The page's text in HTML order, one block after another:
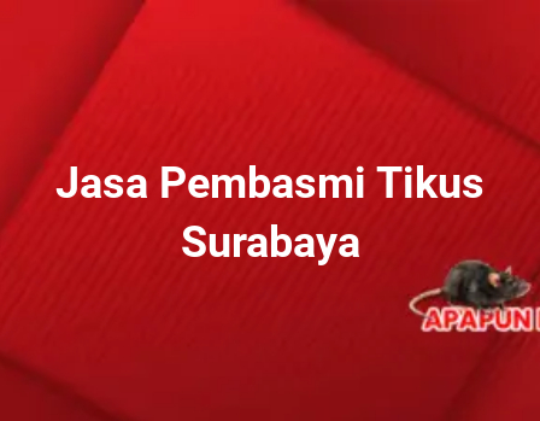
Jasa Pembasmi Tikus
Surabaya